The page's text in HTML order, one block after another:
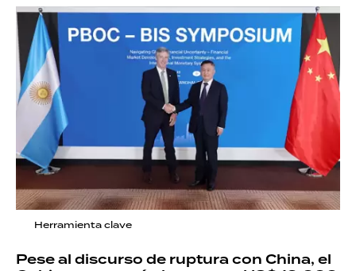
Herramienta clave
Pese al discurso de ruptura con China, el